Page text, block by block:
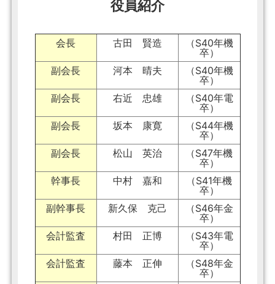
役員紹介
会長 古田 賢造
（S40年機
卒）
副会長
河本 晴夫
（S40年機
卒）
副会長
右近 忠雄
（S40年電
卒）
副会長
坂本 康寛
（S44年機
卒）
副会長
松山 英治
（S47年機
卒）
幹事長
中村 嘉和
（S41年機
卒）
副幹事長
新久保 克己
（S46年金
卒）
会計監査
村田 正博
（S43年電
卒）
会計監査
藤本 正伸
（S48年金
卒）